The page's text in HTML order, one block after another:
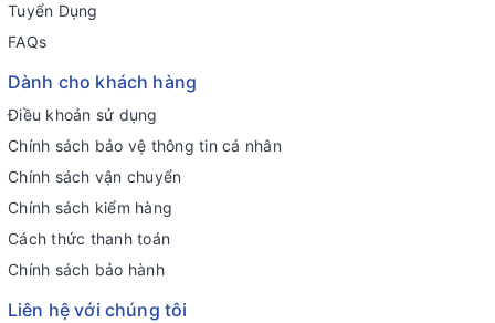
Tuyển Dụng
FAQs
Dành cho khách hàng
Điều khoản sử dụng
Chính sách bảo vệ thông tin cá nhân
Chính sách vận chuyển
Chính sách kiểm hàng
Cách thức thanh toán
Chính sách bảo hành
Liên hệ với chúng tôi